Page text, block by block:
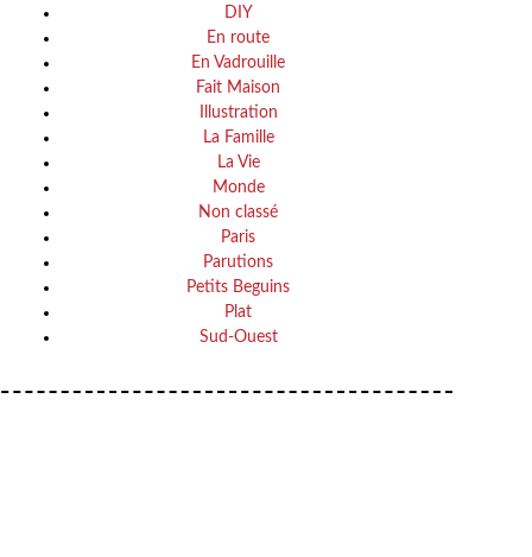
DIY
En route
En Vadrouille
Fait Maison
Illustration
La Famille
La Vie
Monde
Non classé
Paris
Parutions
Petits Beguins
Plat
Sud-Ouest